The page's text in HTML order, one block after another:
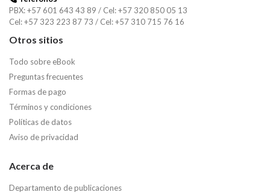
PBX: +57 601 643 43 89 / Cel: +57 320 850 05 13
Cel: +57 323 223 87 73 / Cel: +57 310 715 76 16
Otros sitios
Todo sobre eBook
Preguntas frecuentes
Formas de pago
Términos y condiciones
Políticas de datos
Aviso de privacidad
Acerca de
Departamento de publicaciones